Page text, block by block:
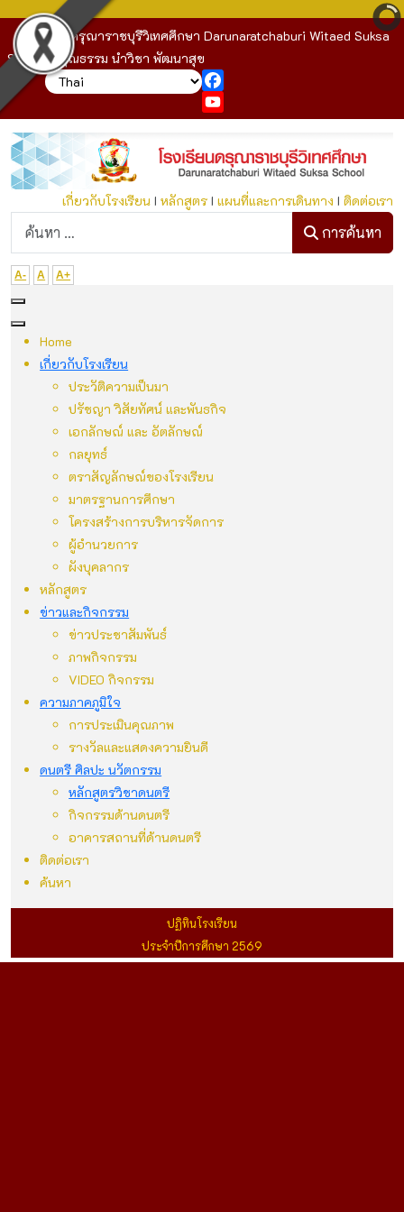
โรงเรียนดรุณาราชบุรีวิเทศศึกษา Darunaratchaburi Witaed Suksa
School : คุณธรรม นำวิชา พัฒนาสุข
YouTube
เกี่ยวกับโรงเรียนI หลักสูตรI แผนที่และการเดินทาง I ติดต่อเรา
ก
การค้นหา
A- A A+
Home
เกี่ยวกับโรงเรียน
ประวัติความเป็นมา
ปรัชญา วิสัยทัศน์ และพันธกิจ
เอกลักษณ์ และ อัตลักษณ์
กลยุทธ์
ตราสัญลักษณ์ของโรงเรียน
มาตรฐานการศึกษา
โครงสร้างการบริหารจัดการ
ผู้อำนวยการ
ผังบุคลากร
หลักสูตร
ข่าวและกิจกรรม
ข่าวประชาสัมพันธ์
ภาพกิจกรรม
VIDEO กิจกรรม
ความภาคภูมิใจ
การประเมินคุณภาพ
รางวัลและแสดงความยินดี
ดนตรี ศิลปะ นวัตกรรม
หลักสูตรวิชาดนตรี
กิจกรรมด้านดนตรี
อาคารสถานที่ด้านดนตรี
ติดต่อเรา
ค้นหา
ปฏิทินโรงเรียน
ประจำปีการศึกษา 2569